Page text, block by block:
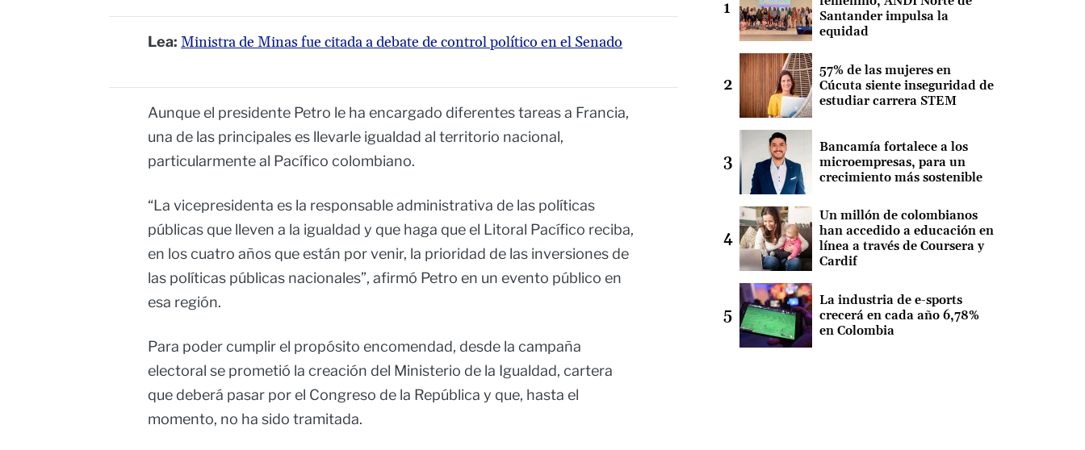
Lea: Ministra de Minas fue citada a debate de control político en el Senado
Aunque el presidente Petro le ha encargado diferentes tareas a Francia,
una de las principales es llevarle igualdad al territorio nacional,
particularmente al Pacífico colombiano.
“La vicepresidenta es la responsable administrativa de las políticas
públicas que lleven a la igualdad y que haga que el Litoral Pacífico reciba,
en los cuatro años que están por venir, la prioridad de las inversiones de
las políticas públicas nacionales”, afirmó Petro en un evento público en
esa región.
Para poder cumplir el propósito encomendad, desde la campaña
electoral se prometió la creación del Ministerio de la Igualdad, cartera
que deberá pasar por el Congreso de la República y que, hasta el
momento, no ha sido tramitada.
Santander impulsa la
equidad
57% de las mujeres en
Cúcuta siente inseguridad de
estudiar carrera STEM
Bancamía fortalece a los
microempresas, para un
crecimiento más sostenible
Un millón de colombianos
han accedido a educación en
línea a través de Coursera y
Cardif
La industria de e-sports
crecerá en cada año 6,78%
en Colombia